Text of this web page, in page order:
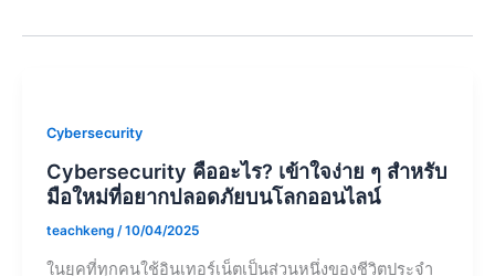
Cybersecurity
Cybersecurity คืออะไร? เข้าใจง่าย ๆ สำหรับ
มือใหม่ที่อยากปลอดภัยบนโลกออนไลน์
teachkeng /10/04/2025
ในยุคที่ทุกคนใช้อินเทอร์เน็ตเป็นส่วนหนึ่งของชีวิตประจำ